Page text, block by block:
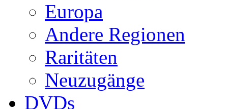
Europa
Andere Regionen
Raritäten
Neuzugänge
DVDs